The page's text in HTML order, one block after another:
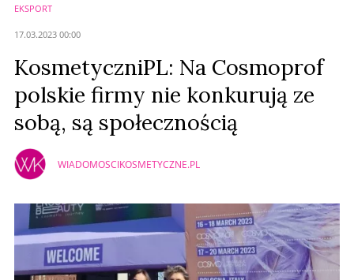
EKSPORT
17.03.2023 00:00
KosmetyczniPL: Na Cosmoprof
polskie firmy nie konkurują ze
sobą, są społecznością
WIADOMOSCIKOSMETYCZNE.PL